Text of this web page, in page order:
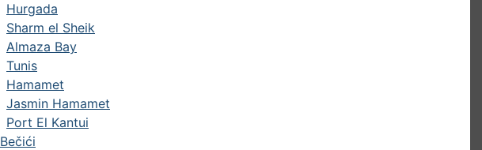
Bečići
Hurgada
Sharm el Sheik
Almaza Bay
Tunis
Hamamet
Jasmin Hamamet
Port El Kantui